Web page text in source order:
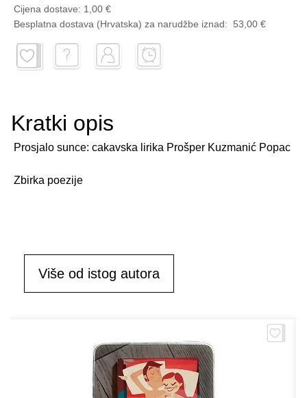
Cijena dostave: 1,00 €
Besplatna dostava (Hrvatska) za narudžbe iznad: 53,00 €
Kratki opis
Prosjalo sunce: cakavska lirika Prošper Kuzmanić Popac
Zbirka poezije
Više od istog autora